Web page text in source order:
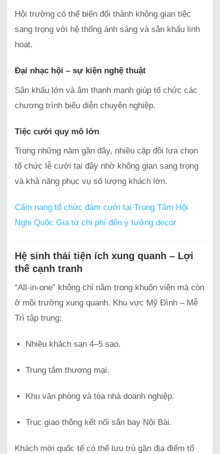
Hội trường có thể biến đổi thành không gian tiệc
sang trọng với hệ thống ánh sáng và sân khấu linh
hoạt.
Đại nhạc hội – sự kiện nghệ thuật
Sân khấu lớn và âm thanh mạnh giúp tổ chức các
chương trình biểu diễn chuyên nghiệp.
Tiệc cưới quy mô lớn
Trong những năm gần đây, nhiều cặp đôi lựa chọn
tổ chức lễ cưới tại đây nhờ không gian sang trọng
và khả năng phục vụ số lượng khách lớn.
Cẩm nang tổ chức đám cưới tại Trung Tâm Hội
Nghị Quốc Gia từ chi phí đến ý tưởng decor
Hệ sinh thái tiện ích xung quanh – Lợi
thế cạnh tranh
“All-in-one” không chỉ nằm trong khuôn viên mà còn
ở môi trường xung quanh. Khu vực Mỹ Đình – Mễ
Trì tập trung:
Nhiều khách sạn 4–5 sao.
Trung tâm thương mại.
Khu văn phòng và tòa nhà doanh nghiệp.
Trục giao thông kết nối sân bay Nội Bài.
Khách mời quốc tế có thể lưu trú gần địa điểm tổ